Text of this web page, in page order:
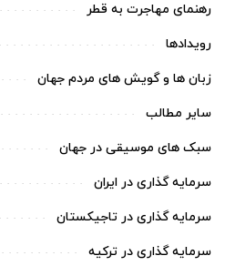
رهنمای مهاجرت به قطر
رویدادها
زبان ها و گویش های مردم جهان
سایر مطالب
سبک های موسیقی در جهان
سرمایه گذاری در ایران
سرمایه گذاری در تاجیکستان
سرمایه گذاری در ترکیه